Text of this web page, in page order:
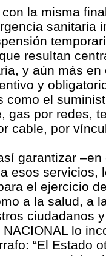
la misma
sanitaria
resultan
y aún más
y
como el
gas por redes,
cable, por
garantizar
esos servicios,
el ejercicio
a la salud, a
ciudadanos
lo
“El Estado